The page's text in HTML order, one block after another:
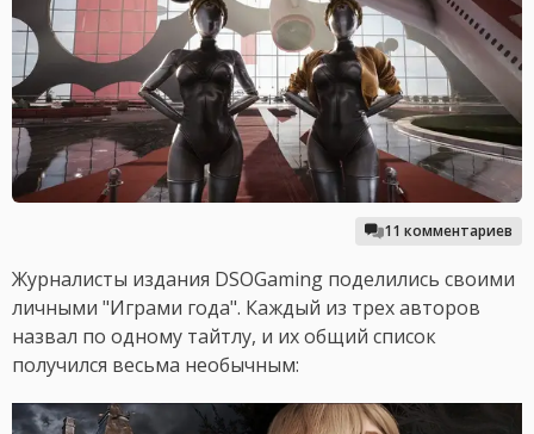
11 комментариев
Журналисты издания DSOGaming поделились своими
личными "Играми года". Каждый из трех авторов
назвал по одному тайтлу, и их общий список
получился весьма необычным: